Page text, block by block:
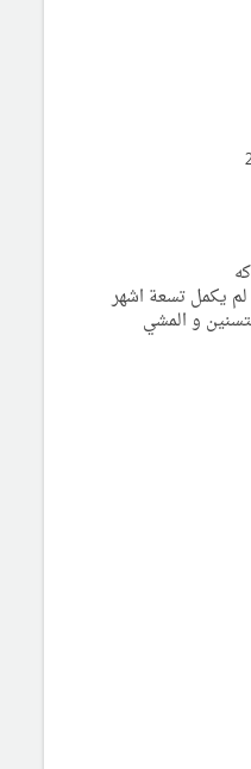
يكمل تسعة اشهر
و المشي